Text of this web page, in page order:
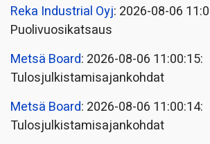
Reka Industrial Oyj: 2026-08-06
Puolivuosikatsaus
Metsä Board: 2026-08-06 11:00:15:
Tulosjulkistamisajankohdat
Metsä Board: 2026-08-06 11:00:14:
Tulosjulkistamisajankohdat